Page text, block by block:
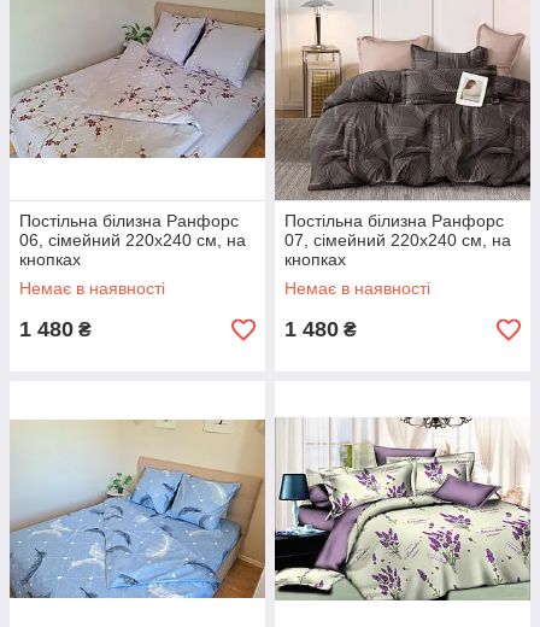
Постільна білизна Ранфорс
06, сімейний 220х240 см, на
кнопках
Немає в наявності
1 480 ₴
Постільна білизна Ранфорс
07, сімейний 220х240 см, на
кнопках
Немає в наявності
1 480 ₴